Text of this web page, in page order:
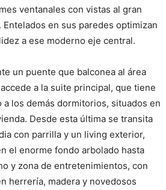
ventanales con vistas al gran
en sus paredes optimizan
a ese moderno eje central.
un puente que balconea al área
a la suite principal, que tiene
los demás dormitorios, situados en
Desde esta última se transita
con parrilla y un living exterior,
el enorme fondo arbolado hasta
y zona de entretenimientos, con
herrería, madera y novedosos